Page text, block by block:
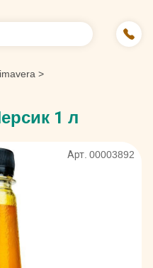
>
1 л
Арт. 00003892